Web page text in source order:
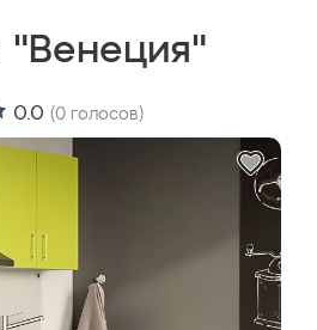
"Венеция"
0.0 (0 голосов)